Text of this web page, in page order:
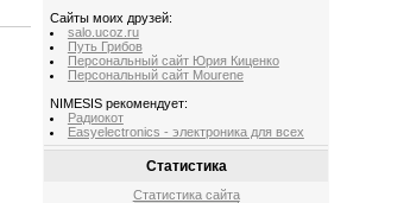
Сайты моих друзей:
salo.ucoz.ru
Путь Грибов
Персональный сайт Юрия Киценко
Персональный сайт Mourene
NIMESIS рекомендует:
Радиокот
Easyelectronics - электроника для всех
Статистика
Статистика сайта